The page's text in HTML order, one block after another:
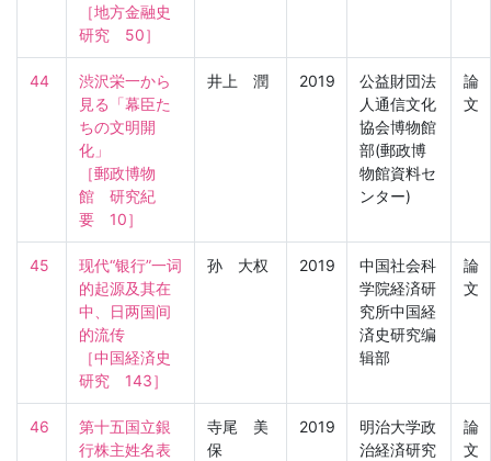
［地方金融史
研究　50］
44
渋沢栄一から
見る「幕臣た
ちの文明開
化」
［郵政博物
館　研究紀
要　10］
井上 潤 2019
公益財団法
人通信文化
協会博物館
部(郵政博
物館資料セ
ンター)
論
文
45
现代“银行”一词
的起源及其在
中、日两国间
的流传
［中国経済史
研究　143］
孙 大权 2019
中国社会科
学院経済研
究所中国経
済史研究编
辑部
論
文
46
第十五国立銀
行株主姓名表
寺尾 美
保
2019
明治大学政
治経済研究
論
文